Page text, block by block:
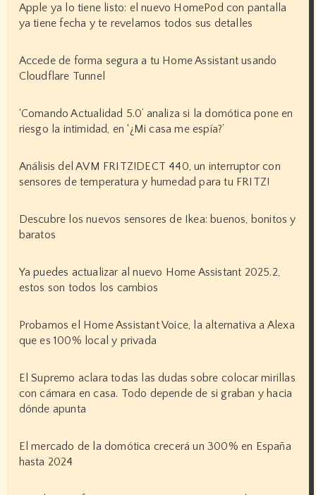
Apple ya lo tiene listo: el nuevo HomePod con pantalla
ya tiene fecha y te revelamos todos sus detalles
Accede de forma segura a tu Home Assistant usando
Cloudflare Tunnel
‘Comando Actualidad 5.0’ analiza si la domótica pone en
riesgo la intimidad, en ‘¿Mi casa me espía?’
Análisis del AVM FRITZ!DECT 440, un interruptor con
sensores de temperatura y humedad para tu FRITZ!
Descubre los nuevos sensores de Ikea: buenos, bonitos y
baratos
Ya puedes actualizar al nuevo Home Assistant 2025.2,
estos son todos los cambios
Probamos el Home Assistant Voice, la alternativa a Alexa
que es 100% local y privada
El Supremo aclara todas las dudas sobre colocar mirillas
con cámara en casa. Todo depende de si graban y hacia
dónde apunta
El mercado de la domótica crecerá un 300% en España
hasta 2024